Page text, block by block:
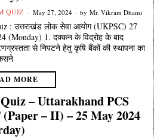
QUIZ May 27, 2024 by Mr. Vikram Dhami
: उत्तराखंड लोक सेवा आयोग (UKPSC) 27
(Monday) 1. दक्कन के विद्रोह के बाद
से निपटने हेतु कृषि बैंकों की स्थापना का
MORE
– Uttarakhand PCS
(Paper – II) – 25 May 2024